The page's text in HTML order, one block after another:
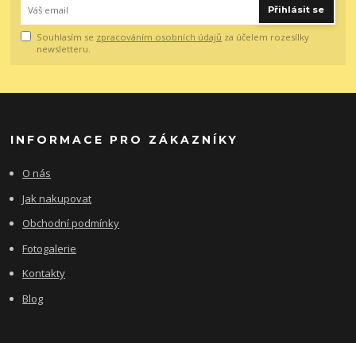
Přihlásit se
Souhlasím se zpracováním osobních údajů za účelem rozesílky
newsletteru.
INFORMACE PRO ZÁKAZNÍKY
O nás
Jak nakupovat
Obchodní podmínky
Fotogalerie
Kontakty
Blog